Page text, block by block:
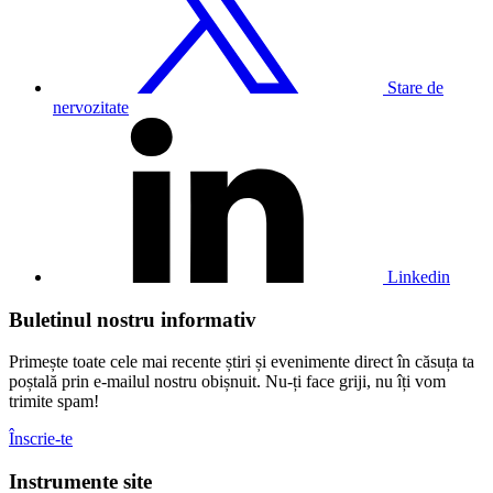
Stare de
nervozitate
Linkedin
Buletinul nostru informativ
Primește toate cele mai recente știri și evenimente direct în căsuța ta
poștală prin e-mailul nostru obișnuit. Nu-ți face griji, nu îți vom
trimite spam!
Înscrie-te
Instrumente site